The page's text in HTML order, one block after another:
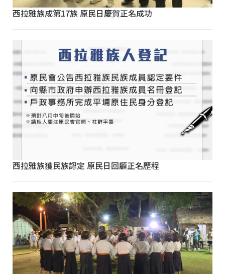
西拉雅族成第17族 原民日慶賀正名成功
西拉雅族獲民族認定 原民日回顧正名歷程